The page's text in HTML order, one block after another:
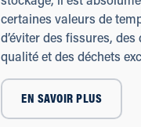
certaines valeurs de
d’éviter des fissures,
qualité et des déchets
EN SAVOIR PLUS